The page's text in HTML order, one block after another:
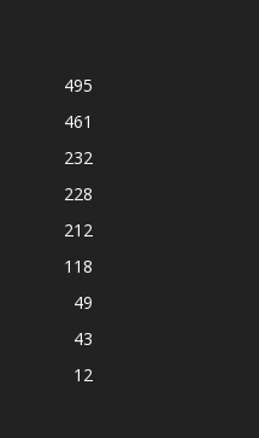
495
461
232
228
212
118
49
43
12